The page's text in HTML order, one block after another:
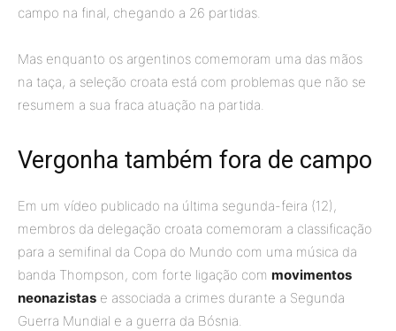
campo na final, chegando a 26 partidas.
Mas enquanto os argentinos comemoram uma das mãos
na taça, a seleção croata está com problemas que não se
resumem a sua fraca atuação na partida.
Vergonha também fora de campo
Em um vídeo publicado na última segunda-feira (12),
membros da delegação croata comemoram a classificação
para a semifinal da Copa do Mundo com uma música da
banda Thompson, com forte ligação com movimentos
neonazistas e associada a crimes durante a Segunda
Guerra Mundial e a guerra da Bósnia.